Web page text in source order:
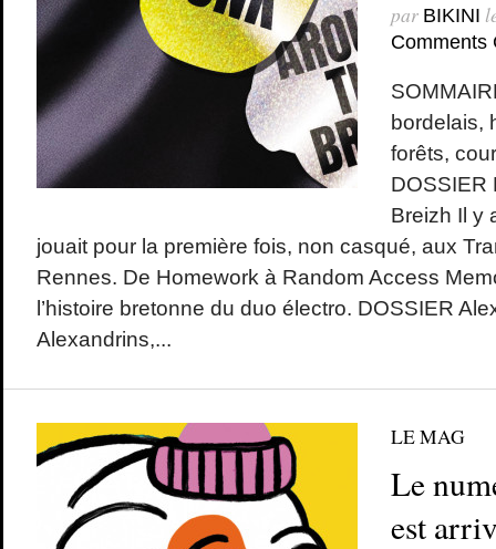
par BIKINI
Comments
bordelais,
forêts,
DOSSIER
Breizh Il y
jouait pour la première fois, non casqué, aux
Rennes. De Homework à Random Access
l’histoire bretonne du duo électro. DOSSIER
Alexandrins,...
LE MAG
Le
est